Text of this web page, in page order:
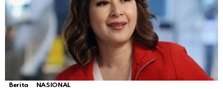
Berita NASIONAL